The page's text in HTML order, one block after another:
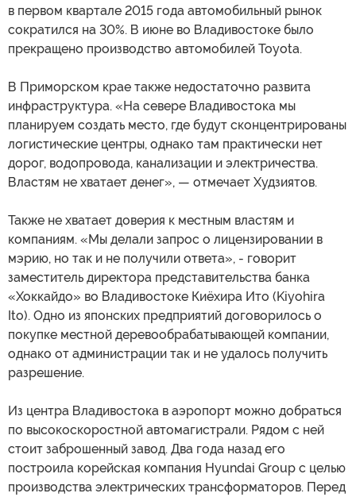
в первом квартале 2015 года автомобильный рынок
сократился на 30%. В июне во Владивостоке было
прекращено производство автомобилей Toyota.
В Приморском крае также недостаточно развита
инфраструктура. «На севере Владивостока мы
планируем создать место, где будут сконцентрированы
логистические центры, однако там практически нет
дорог, водопровода, канализации и электричества.
Властям не хватает денег», — отмечает Худзиятов.
Также не хватает доверия к местным властям и
компаниям. «Мы делали запрос о лицензировании в
мэрию, но так и не получили ответа», - говорит
заместитель директора представительства банка
«Хоккайдо» во Владивостоке Киёхира Ито (Kiyohira
Ito). Одно из японских предприятий договорилось о
покупке местной деревообрабатывающей компании,
однако от администрации так и не удалось получить
разрешение.
Из центра Владивостока в аэропорт можно добраться
по высокоскоростной автомагистрали. Рядом с ней
стоит заброшенный завод. Два года назад его
построила корейская компания Hyundai Group с целью
производства электрических трансформаторов. Перед